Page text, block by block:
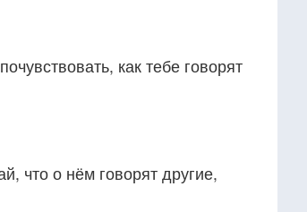
как тебе говорят
что о нём говорят другие,